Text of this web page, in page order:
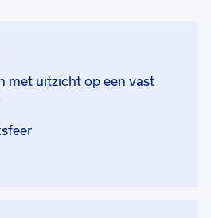
beslag en de rubbers kan je
pakken, maar voor de grotere
heftruck en manoeuvreer je
collega's en spullen door.
met uitzicht op een vast